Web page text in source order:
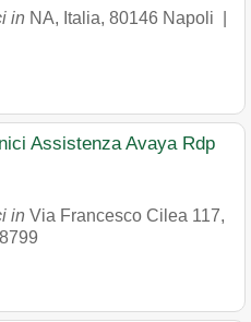
in NA, Italia, 80146 Napoli
Assistenza Avaya Rdp
in Via Francesco Cilea 117,